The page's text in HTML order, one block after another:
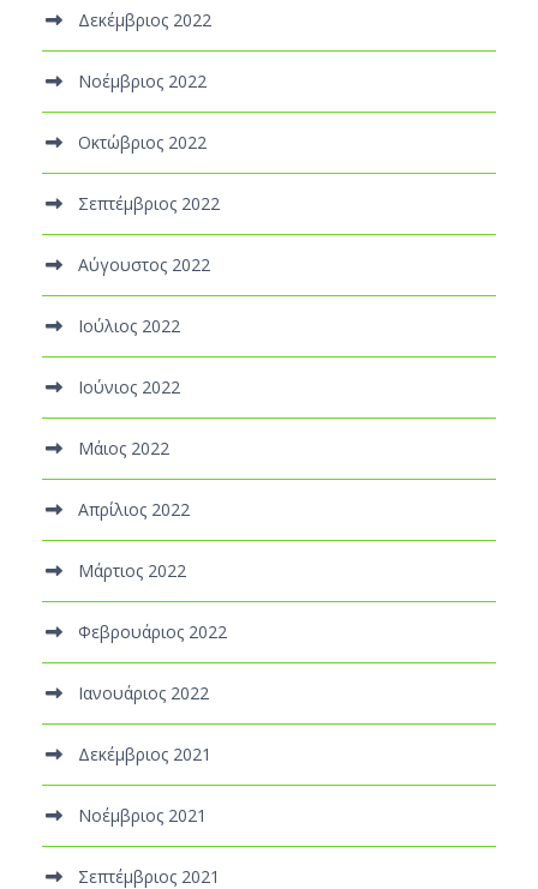
Δεκέμβριος 2022
Νοέμβριος 2022
Οκτώβριος 2022
Σεπτέμβριος 2022
Αύγουστος 2022
Ιούλιος 2022
Ιούνιος 2022
Μάιος 2022
Απρίλιος 2022
Μάρτιος 2022
Φεβρουάριος 2022
Ιανουάριος 2022
Δεκέμβριος 2021
Νοέμβριος 2021
Σεπτέμβριος 2021